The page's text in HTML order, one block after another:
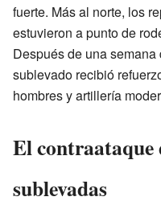
fuerte. Más al norte, los
estuvieron a punto de
Después de una
sublevado recibió
hombres y artillería
El contraataque
sublevadas